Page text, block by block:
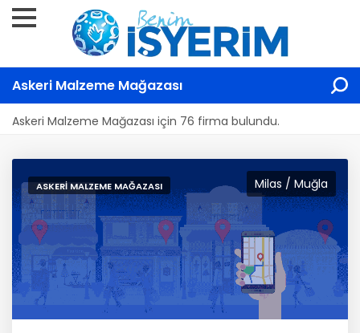
Askeri Malzeme Mağazası
Askeri Malzeme Mağazası için 76 firma bulundu.
Milas / Muğla
ASKERI MALZEME MAĞAZASI